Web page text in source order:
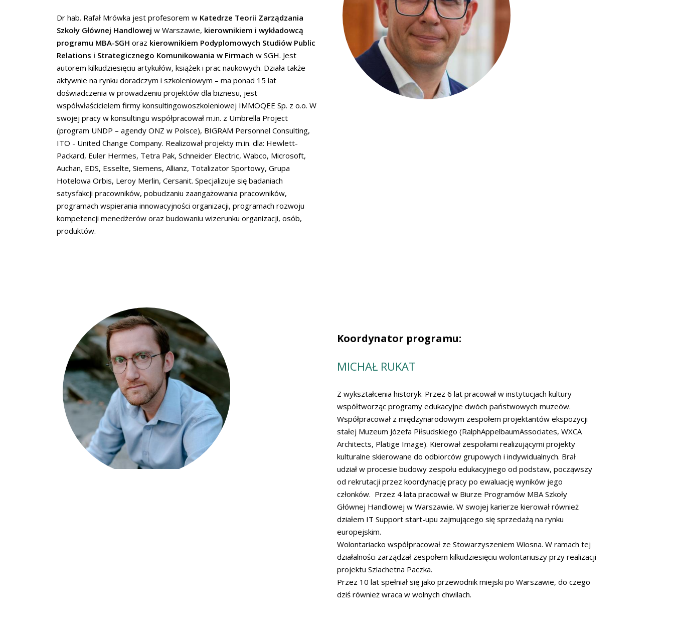
Dr hab. Rafał Mrówka jest profesorem w Katedrze Teorii Zarządzania
Szkoły Głównej Handlowej w Warszawie, kierownikiem i wykładowcą
programu MBA-SGH oraz kierownikiem Podyplomowych Studiów Public
Relations i Strategicznego Komunikowania w Firmach w SGH. Jest
autorem kilkudziesięciu artykułów, książek i prac naukowych. Działa także
aktywnie na rynku doradczym i szkoleniowym – ma ponad 15 lat
doświadczenia w prowadzeniu projektów dla biznesu, jest
współwłaścicielem firmy konsultingowoszkoleniowej IMMOQEE Sp. z o.o. W
swojej pracy w konsultingu współpracował m.in. z Umbrella Project
(program UNDP – agendy ONZ w Polsce), BIGRAM Personnel Consulting,
ITO - United Change Company. Realizował projekty m.in. dla: Hewlett-
Packard, Euler Hermes, Tetra Pak, Schneider Electric, Wabco, Microsoft,
Auchan, EDS, Esselte, Siemens, Allianz, Totalizator Sportowy, Grupa
Hotelowa Orbis, Leroy Merlin, Cersanit. Specjalizuje się badaniach
satysfakcji pracowników, pobudzaniu zaangażowania pracowników,
programach wspierania innowacyjności organizacji, programach rozwoju
kompetencji menedżerów oraz budowaniu wizerunku organizacji, osób,
produktów.
Koordynator programu:
MICHAŁ RUKAT
Z wykształcenia historyk. Przez 6 lat pracował w instytucjach kultury
współtworząc programy edukacyjne dwóch państwowych muzeów.
Współpracował z międzynarodowym zespołem projektantów ekspozycji
stałej Muzeum Józefa Piłsudskiego (RalphAppelbaumAssociates, WXCA
Architects, Platige Image). Kierował zespołami realizującymi projekty
kulturalne skierowane do odbiorców grupowych i indywidualnych. Brał
udział w procesie budowy zespołu edukacyjnego od podstaw, począwszy
od rekrutacji przez koordynację pracy po ewaluację wyników jego
członków. Przez 4 lata pracował w Biurze Programów MBA Szkoły
Głównej Handlowej w Warszawie. W swojej karierze kierował również
działem IT Support start-upu zajmującego się sprzedażą na rynku
europejskim.
Wolontariacko współpracował ze Stowarzyszeniem Wiosna. W ramach tej
działalności zarządzał zespołem kilkudziesięciu wolontariuszy przy realizacji
projektu Szlachetna Paczka.
Przez 10 lat spełniał się jako przewodnik miejski po Warszawie, do czego
dziś również wraca w wolnych chwilach.